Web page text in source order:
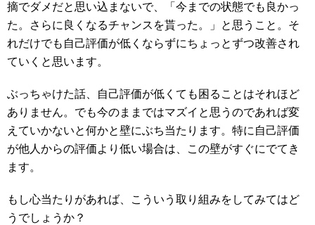
摘でダメだと思い込まないで、「今までの状態でも良かっ
た。さらに良くなるチャンスを貰った。」と思うこと。そ
れだけでも自己評価が低くならずにちょっとずつ改善され
ていくと思います。
ぶっちゃけた話、自己評価が低くても困ることはそれほど
ありません。でも今のままではマズイと思うのであれば変
えていかないと何かと壁にぶち当たります。特に自己評価
が他人からの評価より低い場合は、この壁がすぐにでてき
ます。
もし心当たりがあれば、こういう取り組みをしてみてはど
うでしょうか？